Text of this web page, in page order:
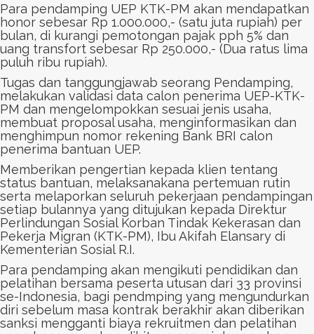
Para pendamping UEP KTK-PM akan mendapatkan
honor sebesar Rp 1.000.000,- (satu juta rupiah) per
bulan, di kurangi pemotongan pajak pph 5% dan
uang transfort sebesar Rp 250.000,- (Dua ratus lima
puluh ribu rupiah).
Tugas dan tanggungjawab seorang Pendamping,
melakukan validasi data calon penerima UEP-KTK-
PM dan mengelompokkan sesuai jenis usaha,
membuat proposal usaha, menginformasikan dan
menghimpun nomor rekening Bank BRI calon
penerima bantuan UEP.
Memberikan pengertian kepada klien tentang
status bantuan, melaksanakana pertemuan rutin
serta melaporkan seluruh pekerjaan pendampingan
setiap bulannya yang ditujukan kepada Direktur
Perlindungan Sosial Korban Tindak Kekerasan dan
Pekerja Migran (KTK-PM), Ibu Akifah Elansary di
Kementerian Sosial R.I.
Para pendamping akan mengikuti pendidikan dan
pelatihan bersama peserta utusan dari 33 provinsi
se-Indonesia, bagi pendmping yang mengundurkan
diri sebelum masa kontrak berakhir akan diberikan
sanksi mengganti biaya rekruitmen dan pelatihan